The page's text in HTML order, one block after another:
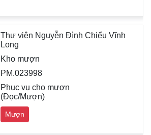
Thư viện Nguyễn Đình Chiểu Vĩnh
Long
Kho mượn
PM.023998
Phục vụ cho mượn
(Đọc/Mượn)
Mượn